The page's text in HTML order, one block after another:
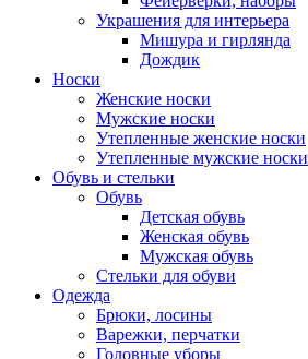
Украшения для интерьера
Мишура и гирлянда
Дождик
Носки
Женские носки
Мужские носки
Утепленные женские носки
Утепленные мужские носки
Обувь и стельки
Обувь
Детская обувь
Женская обувь
Мужская обувь
Стельки для обуви
Одежда
Брюки, лосины
Варежки, перчатки
Головные уборы